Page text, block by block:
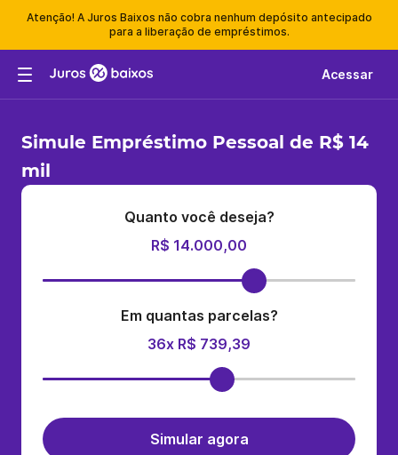
Atenção! A Juros Baixos não cobra nenhum depósito antecipado
para a liberação de empréstimos.
Acessar
Simule Empréstimo Pessoal de R$ 14
mil
Quanto você deseja?
R$ 14.000,00
Em quantas parcelas?
36x R$ 739,39
Simular agora